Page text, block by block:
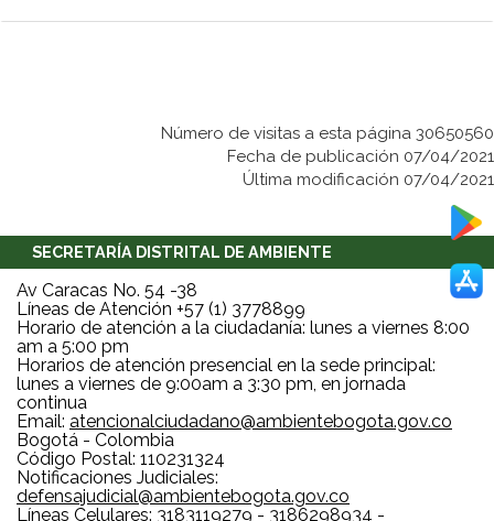
Número de visitas a esta página 30650560
Fecha de publicación 07/04/2021
Última modificación 07/04/2021
SECRETARÍA DISTRITAL DE AMBIENTE
Av Caracas No. 54 -38
Líneas de Atención +57 (1) 3778899
Horario de atención a la ciudadanía: lunes a viernes 8:00
am a 5:00 pm
Horarios de atención presencial en la sede principal:
lunes a viernes de 9:00am a 3:30 pm, en jornada
continua
Email: atencionalciudadano@ambientebogota.gov.co
Bogotá - Colombia
Código Postal: 110231324
Notificaciones Judiciales:
defensajudicial@ambientebogota.gov.co
Líneas Celulares: 3183119279 - 3186298934 -